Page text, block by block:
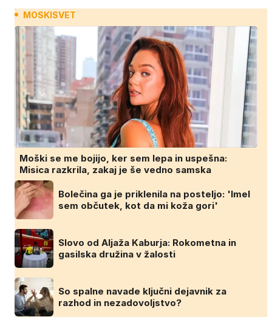
MOSKISVET
Moški se me bojijo, ker sem lepa in uspešna:
Misica razkrila, zakaj je še vedno samska
Bolečina ga je priklenila na posteljo: 'Imel
sem občutek, kot da mi koža gori'
Slovo od Aljaža Kaburja: Rokometna in
gasilska družina v žalosti
So spalne navade ključni dejavnik za
razhod in nezadovoljstvo?